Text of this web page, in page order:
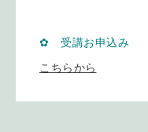
✿ 受講お申込み
こちらから